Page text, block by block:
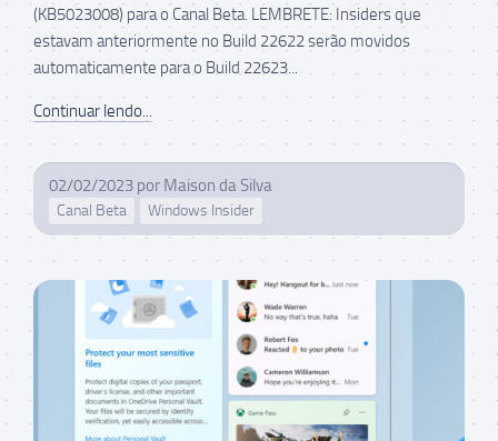
(KB5023008) para o Canal Beta. LEMBRETE: Insiders que
estavam anteriormente no Build 22622 serão movidos
automaticamente para o Build 22623...
Continuar lendo...
02/02/2023 por Maison da Silva
Canal Beta Windows Insider